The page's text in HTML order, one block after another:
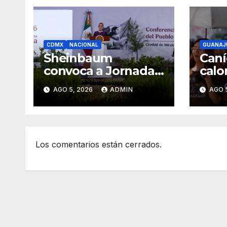
CDMX NACIONAL
Sheinbaum
convoca a Jornada
Nacional de
Reforestación el 9
de agosto
AGO 5, 2026 ADMIN
enAGO
Los comentarios están cerrados.